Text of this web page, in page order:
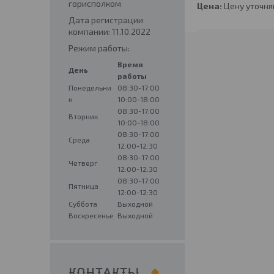
Цена: Цену
горисполком
Дата регистрации
компании: 11.10.2022
Режим работы:
День
Время
работы
Понедельни
к
08:30-17:00
10:00-18:00
Вторник
08:30-17:00
10:00-18:00
Среда
08:30-17:00
12:00-12:30
Четверг
08:30-17:00
12:00-12:30
Пятница
08:30-17:00
12:00-12:30
Суббота
Выходной
Воскресенье Выходной